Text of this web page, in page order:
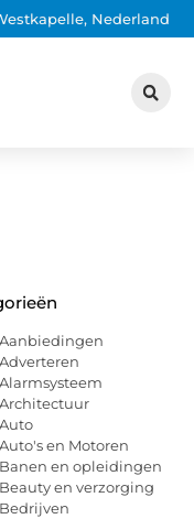
Nederland
Aanbiedingen
Adverteren
Alarmsysteem
Architectuur
Auto
Auto's en Motoren
Banen en opleidingen
Beauty en verzorging
Bedrijven